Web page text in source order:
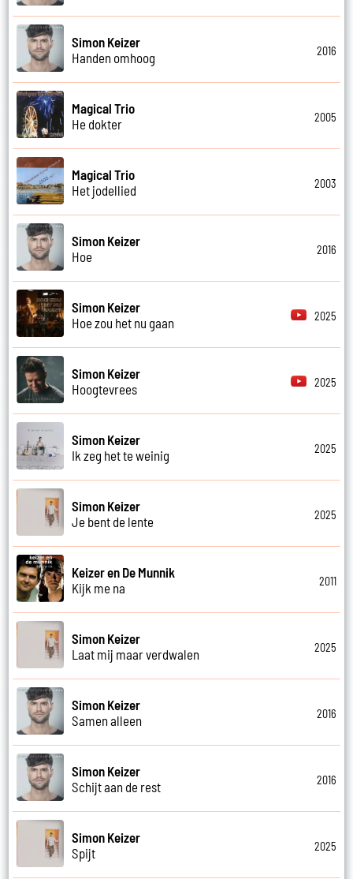
Simon Keizer
Handen omhoog
2016
Magical Trio
He dokter
2005
Magical Trio
Het jodellied
2003
Simon Keizer
Hoe
2016
Simon Keizer
Hoe zou het nu gaan
2025
Simon Keizer
Hoogtevrees
2025
Simon Keizer
Ik zeg het te weinig
2025
Simon Keizer
Je bent de lente
2025
Keizer en De Munnik
Kijk me na
2011
Simon Keizer
Laat mij maar verdwalen
2025
Simon Keizer
Samen alleen
2016
Simon Keizer
Schijt aan de rest
2016
Simon Keizer
Spijt
2025